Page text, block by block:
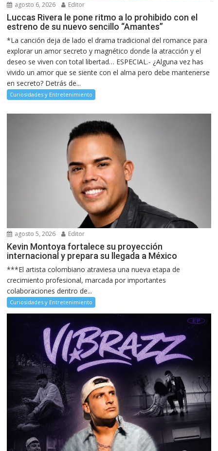
agosto 6, 2026 Editor
Luccas Rivera le pone ritmo a lo prohibido con el
estreno de su nuevo sencillo “Amantes”
*La canción deja de lado el drama tradicional del romance para
explorar un amor secreto y magnético donde la atracción y el
deseo se viven con total libertad… ESPECIAL.- ¿Alguna vez has
vivido un amor que se siente con el alma pero debe mantenerse
en secreto? Detrás de...
Curiosidades y Entretenimiento
agosto 5, 2026 Editor
Kevin Montoya fortalece su proyección
internacional y prepara su llegada a México
***El artista colombiano atraviesa una nueva etapa de
crecimiento profesional, marcada por importantes
colaboraciones dentro de...
Curiosidades y Entretenimiento